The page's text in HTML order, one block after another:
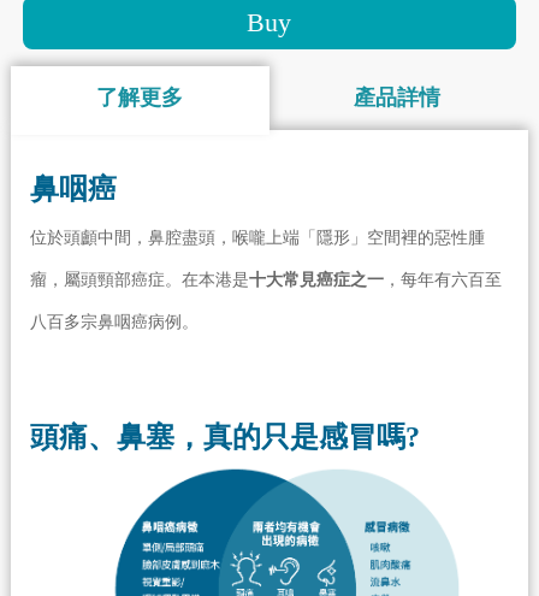
Buy
了解更多 產品詳情
鼻咽癌
位於頭顱中間，鼻腔盡頭，喉嚨上端「隱形」空間裡的惡性腫
瘤，屬頭頸部癌症。在本港是十大常見癌症之一，每年有六百至
八百多宗鼻咽癌病例。
頭痛、鼻塞，真的只是感冒嗎?